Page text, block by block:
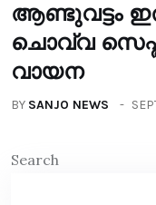
ആണ്ടുവട്ടം
ചൊവ്വ
വായന
BY SANJO NEWS
Search